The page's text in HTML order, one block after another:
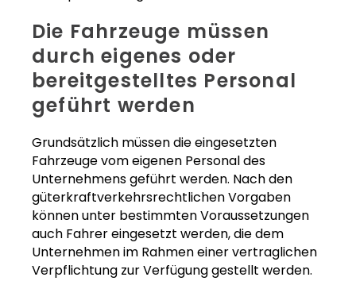
Die Fahrzeuge müssen
durch eigenes oder
bereitgestelltes Personal
geführt werden
Grundsätzlich müssen die eingesetzten
Fahrzeuge vom eigenen Personal des
Unternehmens geführt werden. Nach den
güterkraftverkehrsrechtlichen Vorgaben
können unter bestimmten Voraussetzungen
auch Fahrer eingesetzt werden, die dem
Unternehmen im Rahmen einer vertraglichen
Verpflichtung zur Verfügung gestellt werden.